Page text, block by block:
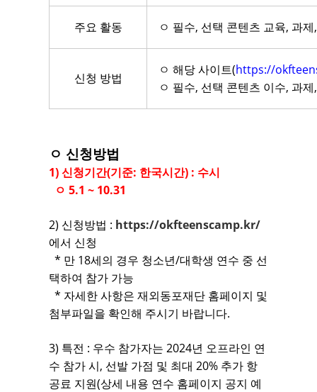
주요 활동 ㅇ 필수, 선택 콘텐츠 교육, 과
신청 방법
ㅇ 해당 사이트(https://
ㅇ 필수, 선택 콘텐츠 이수, 과
ㅇ 신청방법
1) 신청기간(기준: 한국시간) : 수시
ㅇ 5.1 ~ 10.31
2) 신청방법 : https://okfteenscamp.kr/
에서 신청
* 만 18세의 경우 청소년/대학생 연수 중 선
택하여 참가 가능
* 자세한 사항은 재외동포재단 홈페이지 및
첨부파일을 확인해 주시기 바랍니다.
3) 특전 : 우수 참가자는 2024년 오프라인 연
수 참가 시, 선발 가점 및 최대 20% 추가 항
공료 지원(상세 내용 연수 홈페이지 공지 예